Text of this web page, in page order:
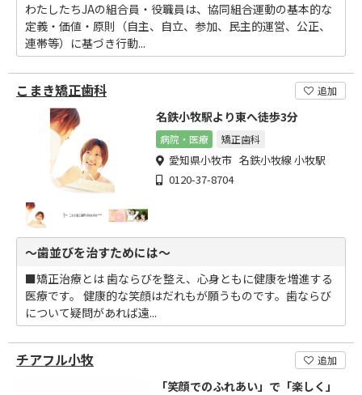
わたしたちJAの組合員・役職員は、協同組合運動の基本的な
定義・価値・原則（自主、自立、参加、民主的運営、公正、
連帯等）に基づき行動...
こまき矯正歯科 追加
名鉄小牧駅より東へ徒歩3分
病院・医療 矯正歯科
愛知県小牧市 名鉄小牧線 小牧駅
0120-37-8704
～歯並びを治すためには～
■矯正治療とは 歯ならびを整え、心身ともに健康を増進する
医療です。 健康的な笑顔はだれもが願うものです。歯ならび
について疑問があれば遠...
チアフル小牧 追加
「笑顔でのふれあい」で「楽しく」